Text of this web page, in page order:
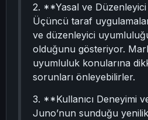
2. **Yasal ve
Üçüncü taraf
ve düzenleyici
olduğunu gösteriyor.
uyumluluk konularına
sorunları önleyebilirler.
3. **Kullanıcı Deneyimi
Juno’nun sunduğu